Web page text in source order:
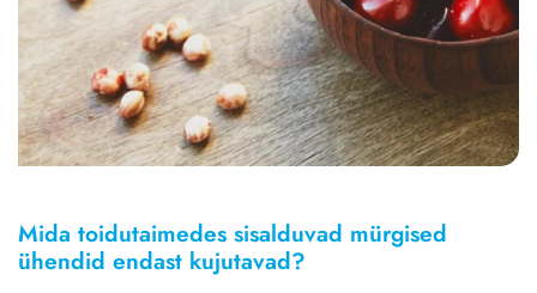
Mida toidutaimedes sisalduvad mürgised
ühendid endast kujutavad?